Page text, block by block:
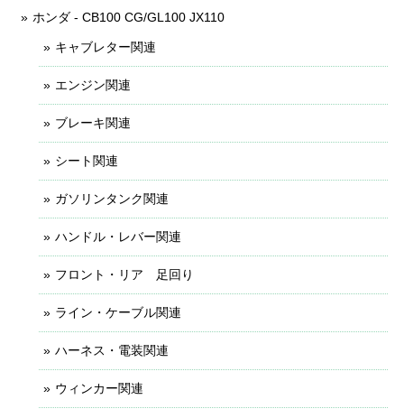
ホンダ - CB100 CG/GL100 JX110
キャブレター関連
エンジン関連
ブレーキ関連
シート関連
ガソリンタンク関連
ハンドル・レバー関連
フロント・リア 足回り
ライン・ケーブル関連
ハーネス・電装関連
ウィンカー関連